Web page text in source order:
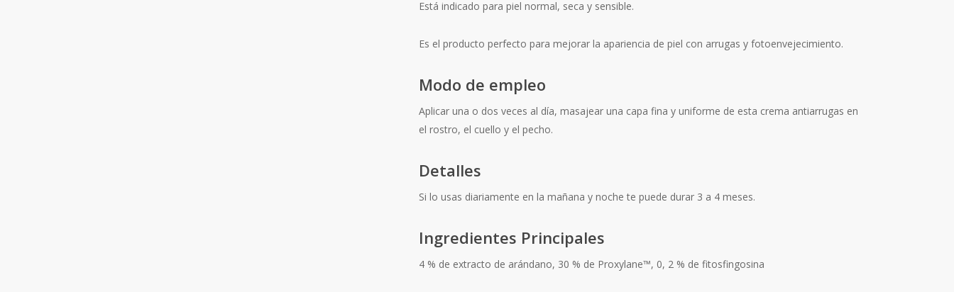
Está indicado para piel normal, seca y sensible.
Es el producto perfecto para mejorar la apariencia de piel con arrugas y fotoenvejecimiento.
Modo de empleo
Aplicar una o dos veces al día, masajear una capa fina y uniforme de esta crema antiarrugas en
el rostro, el cuello y el pecho.
Detalles
Si lo usas diariamente en la mañana y noche te puede durar 3 a 4 meses.
Ingredientes Principales
4 % de extracto de arándano, 30 % de Proxylane™, 0, 2 % de fitosfingosina